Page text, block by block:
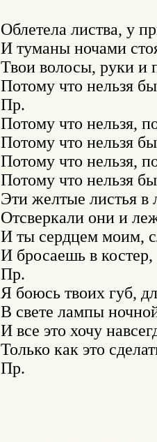
Облетела листва, у
И туманы ночами
Твои волосы, руки и
Потому что нельзя
Пр.
Потому что нельзя,
Потому что нельзя
Потому что нельзя,
Потому что нельзя
Эти желтые листья в
Отсверкали они и
И ты сердцем моим,
И бросаешь в
Пр.
Я боюсь твоих губ,
В свете лампы
И все это хочу
Только как это
Пр.